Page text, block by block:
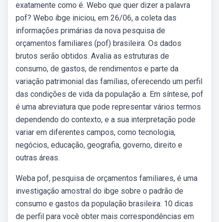
exatamente como é. Webo que quer dizer a palavra
pof? Webo ibge iniciou, em 26/06, a coleta das
informações primárias da nova pesquisa de
orçamentos familiares (pof) brasileira. Os dados
brutos serão obtidos. Avalia as estruturas de
consumo, de gastos, de rendimentos e parte da
variação patrimonial das famílias, oferecendo um perfil
das condições de vida da população a. Em síntese, pof
é uma abreviatura que pode representar vários termos
dependendo do contexto, e a sua interpretação pode
variar em diferentes campos, como tecnologia,
negócios, educação, geografia, governo, direito e
outras áreas.
Weba pof, pesquisa de orçamentos familiares, é uma
investigação amostral do ibge sobre o padrão de
consumo e gastos da população brasileira. 10 dicas
de perfil para você obter mais correspondências em